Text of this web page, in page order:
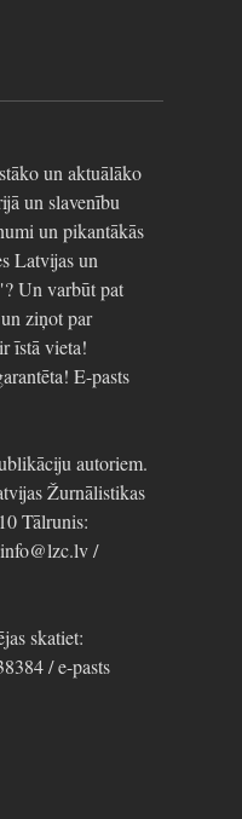
un aktuālāko
un slavenību
un pikantākās
Latvijas un
Un varbūt pat
ziņot par
īstā vieta!
E-pasts
autoriem.
Žurnālistikas
Tālrunis:
/
skatiet:
/ e-pasts